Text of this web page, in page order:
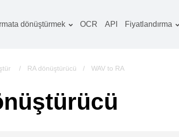
dönüştürmek
Görüntüler dönüştürücü
Books dönüştürücü
OCR API Fiyatlandırma
/ RA dönüştürücü / WAV to RA